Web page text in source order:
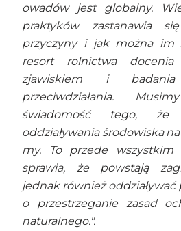
owadów jest globalny.
praktyków zastanawia
przyczyny i jak można im
resort rolnictwa
zjawiskiem i
przeciwdziałania.
świadomość tego,
oddziaływania środowiska
my. To przede wszystkim
sprawia, że powstają
jednak również
o przestrzeganie zasad
naturalnego.".